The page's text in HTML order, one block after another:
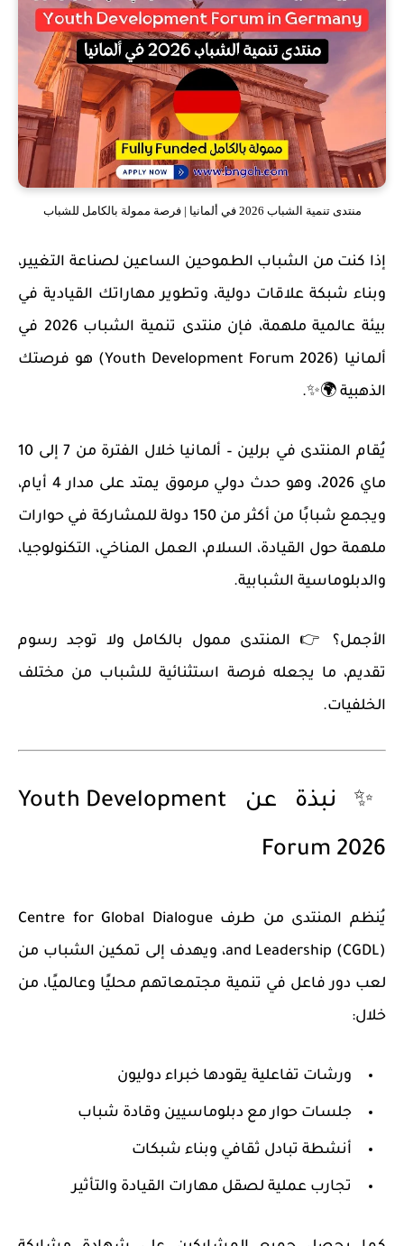
منتدى تنمية الشباب 2026 في ألمانيا | فرصة ممولة بالكامل للشباب
إذا كنت من الشباب الطموحين الساعين لصناعة التغيير،
وبناء شبكة علاقات دولية، وتطوير مهاراتك القيادية في
بيئة عالمية ملهمة، فإن
منتدى تنمية الشباب 2026 في
ألمانيا (Youth Development Forum 2026)
هو فرصتك
الذهبية 🌍✨.
يُقام المنتدى في برلين – ألمانيا خلال الفترة من
7 إلى 10
ماي 2026
، وهو حدث دولي مرموق يمتد على مدار4 أيام
،
ويجمع شبابًا من أكثر من150 دولة
للمشاركة في حوارات
ملهمة حول القيادة، السلام، العمل المناخي، التكنولوجيا،
والدبلوماسية الشبابية.
الأجمل؟ 👉 المنتدى ممول بالكامل ولا توجد رسوم
تقديم، ما يجعله فرصة استثنائية للشباب من مختلف
الخلفيات.
✨ نبذة عن Youth Development
Forum 2026
يُنظم المنتدى من طرفCentre for Global Dialogue
and Leadership (CGDL)، ويهدف إلى تمكين الشباب من
لعب دور فاعل في تنمية مجتمعاتهم محليًا وعالميًا، من
خلال:
ورشات تفاعلية يقودها خبراء دوليون
جلسات حوار مع دبلوماسيين وقادة شباب
أنشطة تبادل ثقافي وبناء شبكات
تجارب عملية لصقل مهارات القيادة والتأثير